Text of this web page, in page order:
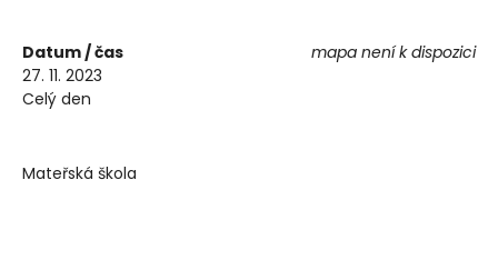
mapa není k dispozici
Datum / čas
27. 11. 2023
Celý den
Mateřská škola